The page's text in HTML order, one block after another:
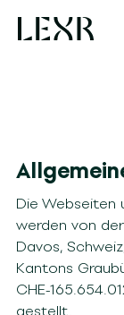
Die Webseiten
werden von der
Davos,
Kantons
CHE-
gestellt.